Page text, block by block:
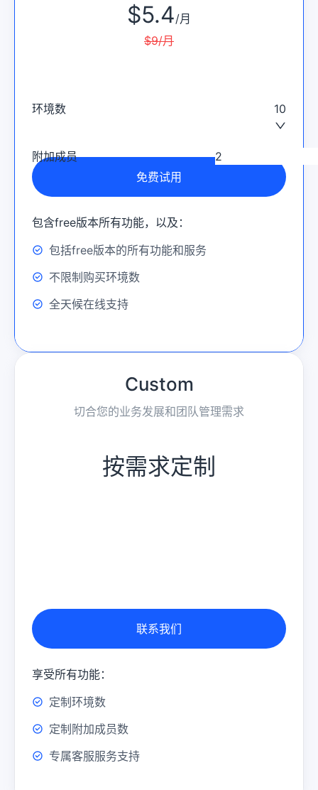
$5.4/月
$9/月
环境数 10
附加成员
免费试用
包含free版本所有功能，以及：
包括free版本的所有功能和服务
不限制购买环境数
全天候在线支持
Custom
切合您的业务发展和团队管理需求
按需求定制
联系我们
享受所有功能：
定制环境数
定制附加成员数
专属客服服务支持